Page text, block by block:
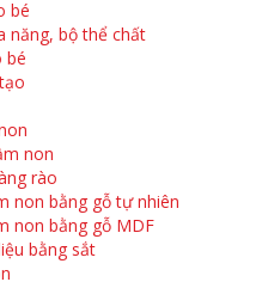
bé
năng, bộ thể chất
bé
non
rào
non bằng gỗ tự nhiên
non bằng gỗ MDF
bằng sắt